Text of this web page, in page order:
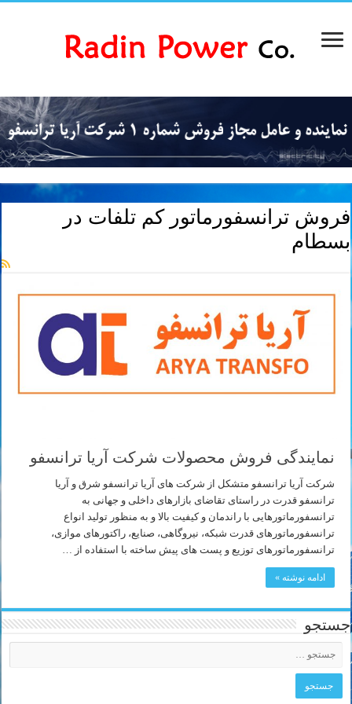
فروش ترانسفورماتور کم تلفات در
بسطام
نمایندگی فروش محصولات شرکت آریا ترانسفو
شرکت آریا ترانسفو متشکل از شرکت های آریا ترانسفو شرق و آریا
ترانسفو قدرت در راستای تقاضای بازارهای داخلی و جهانی به
ترانسفورماتورهایی با راندمان و کیفیت بالا و به منظور تولید انواع
ترانسفورماتورهای قدرت شبکه، نیروگاهی، صنایع، راکتورهای موازی،
ترانسفورماتورهای توزیع و پست های پیش ساخته با استفاده از …
ادامه نوشته »
جستجو